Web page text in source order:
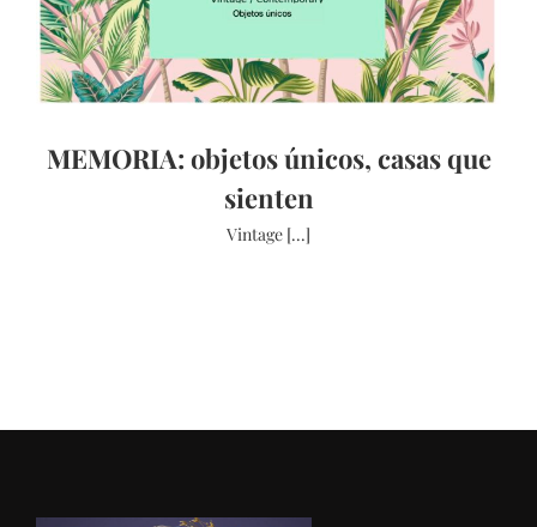
MEMORIA: objetos únicos, casas que
sienten
Vintage [...]